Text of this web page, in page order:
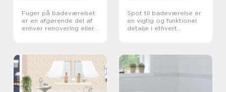
Fuger på badeværelset
er en afgørende del af
enhver renovering eller
Spot til badeværelse er
en vigtig og funktionel
detalje i ethvert